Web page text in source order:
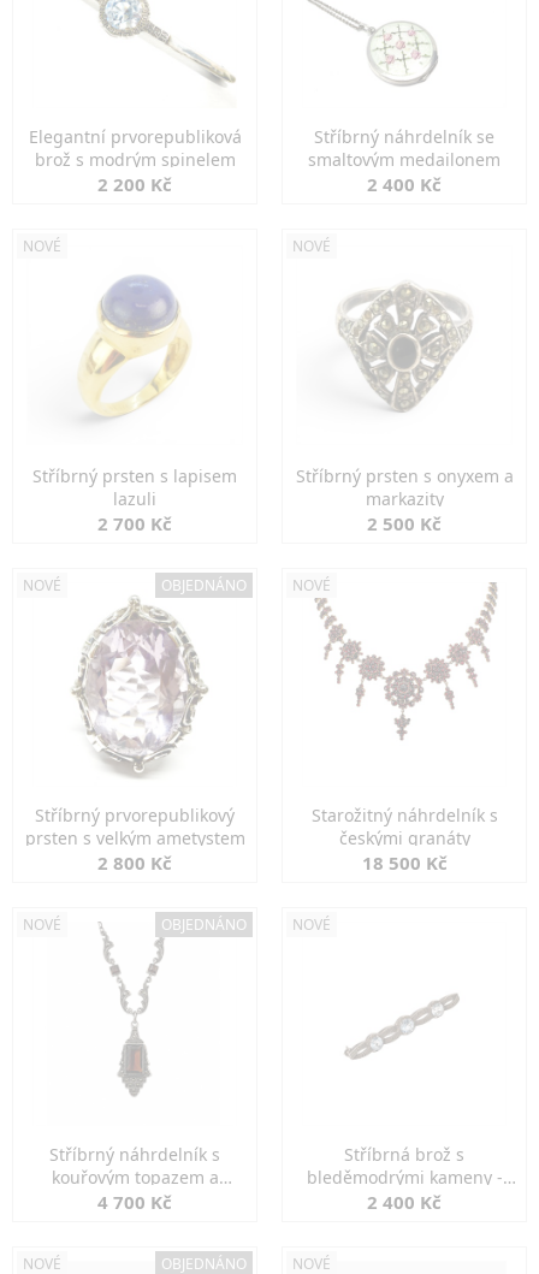
Elegantní prvorepubliková
brož s modrým spinelem
2 200 Kč
Stříbrný náhrdelník se
smaltovým medailonem
2 400 Kč
NOVÉ
Stříbrný prsten s lapisem
lazuli
2 700 Kč
NOVÉ
Stříbrný prsten s onyxem a
markazity
2 500 Kč
NOVÉ OBJEDNÁNO
Stříbrný prvorepublikový
prsten s velkým ametystem
2 800 Kč
NOVÉ
Starožitný náhrdelník s
českými granáty
18 500 Kč
NOVÉ OBJEDNÁNO
Stříbrný náhrdelník s
kouřovým topazem a
markazity
4 700 Kč
NOVÉ
Stříbrná brož s
bleděmodrými kameny -
jemná elegance
2 400 Kč
NOVÉ OBJEDNÁNO NOVÉ